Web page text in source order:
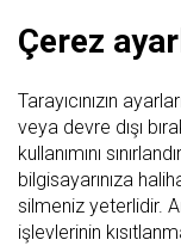
Çerez
Tarayıcınızın
veya devre dışı
kullanımını
bilgisayarınıza
silmeniz yeterlidir.
işlevlerinin